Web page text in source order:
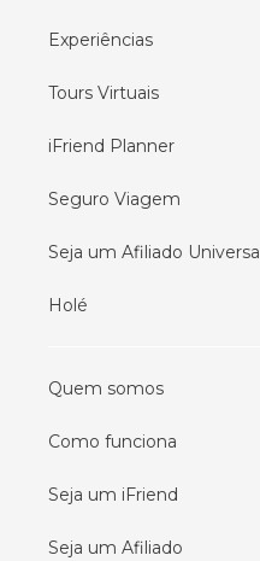
Experiências
Tours Virtuais
iFriend Planner
Seguro Viagem
Seja um Afiliado Universal
Holé
Quem somos
Como funciona
Seja um iFriend
Seja um Afiliado